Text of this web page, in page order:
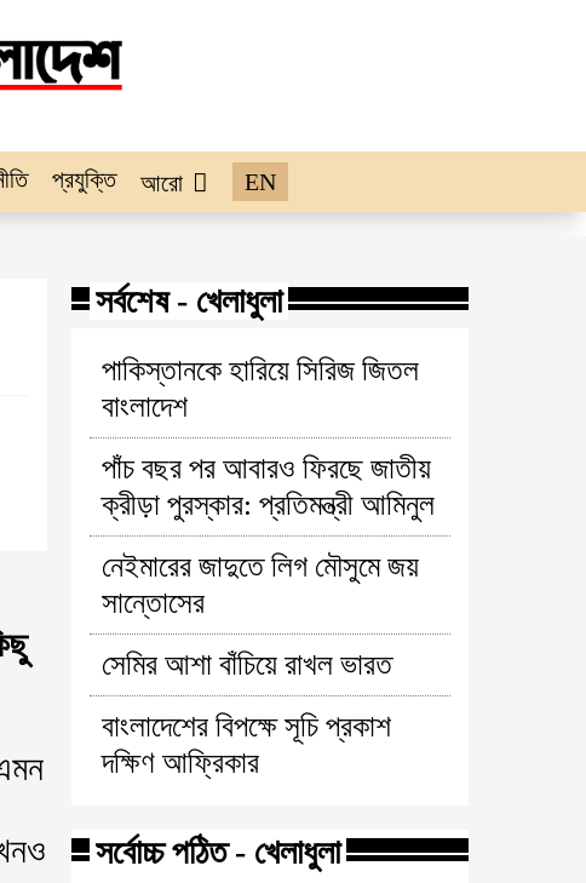
প্রযুক্তি আরো EN
সর্বশেষ - খেলাধুলা
পাকিস্তানকে হারিয়ে সিরিজ জিতল
বাংলাদেশ
পাঁচ বছর পর আবারও ফিরছে জাতীয়
ক্রীড়া পুরস্কার: প্রতিমন্ত্রী আমিনুল
নেইমারের জাদুতে লিগ মৌসুমে জয়
সান্তোসের
সেমির আশা বাঁচিয়ে রাখল ভারত
বাংলাদেশের বিপক্ষে সূচি প্রকাশ
দক্ষিণ আফ্রিকার
সর্বোচ্চ পঠিত - খেলাধুলা